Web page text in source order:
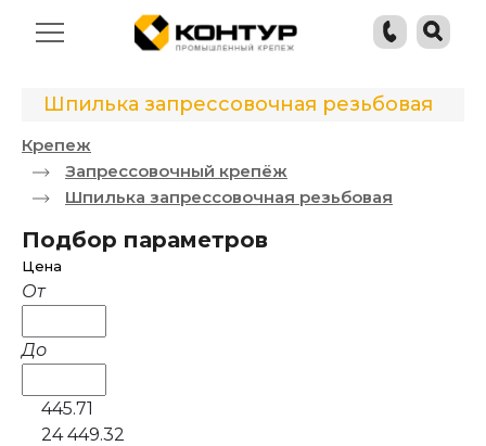
Шпилька запрессовочная резьбовая
Крепеж
Запрессовочный крепёж
Шпилька запрессовочная резьбовая
Подбор параметров
Цена
От
До
445.71
24 449.32